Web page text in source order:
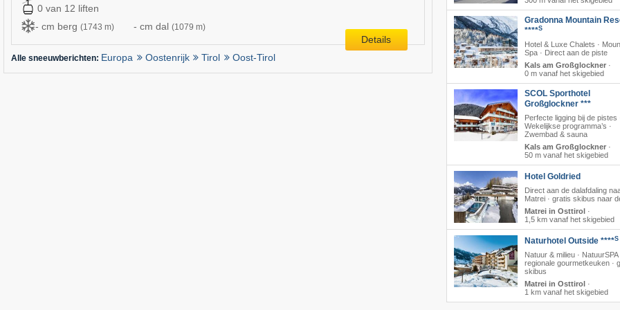
0 van 12 liften
- cm berg (1743 m) - cm dal (1079 m)
Details
Alle sneeuwberichten: Europa Oostenrijk Tirol Oost-Tirol
Gradonna Mountain
****S
Hotel & Luxe Chalets ·
Spa · Direct aan de piste
Kals am Großglockner·
0 m vanaf het skigebied
SCOL Sporthotel
Großglockner ***
Perfecte ligging bij de pistes
Wekelijkse programma’s ·
Zwembad & sauna
Kals am Großglockner·
50 m vanaf het skigebied
Hotel Goldried
Direct aan de dalafdaling
Matrei · gratis skibus naar
Matrei in Osttirol ·
1,5 km vanaf het skigebied
Naturhotel Outside ****S
Natuur & milieu · NatuurSPA
regionale gourmetkeuken ·
skibus
Matrei in Osttirol ·
1 km vanaf het skigebied